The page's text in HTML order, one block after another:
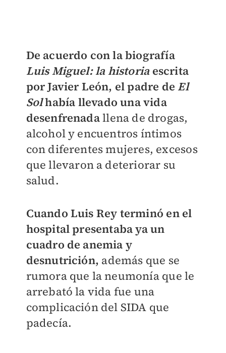
De acuerdo con la biografía
Luis Miguel: la historiaescrita
por Javier León, el padre de El
Solhabía llevado una vida
desenfrenadallena de drogas,
alcohol y encuentros íntimos
con diferentes mujeres, excesos
que llevaron a deteriorar su
salud.
Cuando Luis Rey terminó en el
hospital presentaba ya un
cuadro de anemia y
desnutrición, además que se
rumora que la neumonía que le
arrebató la vida fue una
complicación del SIDA que
padecía.